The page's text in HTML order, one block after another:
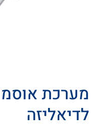
מערכת
לדיאליזה